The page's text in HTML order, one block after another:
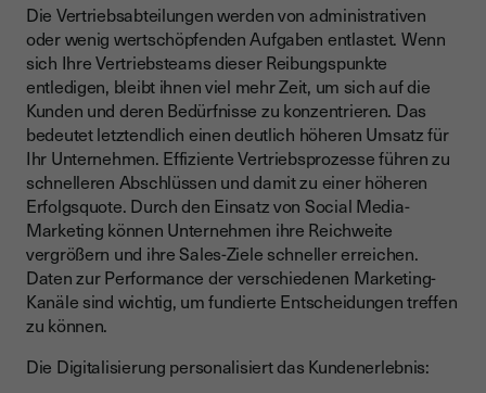
Die Vertriebsabteilungen werden von administrativen
oder wenig wertschöpfenden Aufgaben entlastet. Wenn
sich Ihre Vertriebsteams dieser Reibungspunkte
entledigen, bleibt ihnen viel mehr Zeit, um sich auf die
Kunden und deren Bedürfnisse zu konzentrieren. Das
bedeutet letztendlich einen deutlich höheren Umsatz für
Ihr Unternehmen. Effiziente Vertriebsprozesse führen zu
schnelleren Abschlüssen und damit zu einer höheren
Erfolgsquote. Durch den Einsatz von Social Media-
Marketing können Unternehmen ihre Reichweite
vergrößern und ihre Sales-Ziele schneller erreichen.
Daten zur Performance der verschiedenen Marketing-
Kanäle sind wichtig, um fundierte Entscheidungen treffen
zu können.
Die Digitalisierung personalisiert das Kundenerlebnis: